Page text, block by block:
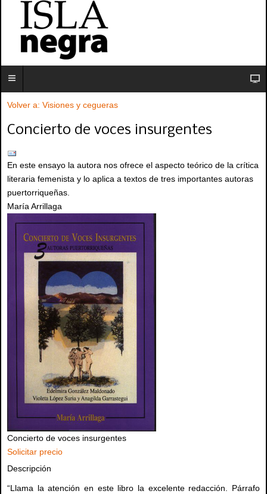
Volver a: Visiones y cegueras
Concierto de voces insurgentes
En este ensayo la autora nos ofrece el aspecto teórico de la crítica
literaria femenista y lo aplica a textos de tres importantes autoras
puertorriqueñas.
María Arrillaga
Concierto de voces insurgentes
Solicitar precio
Descripción
“Llama la atención en este libro la excelente redacción. Párrafo